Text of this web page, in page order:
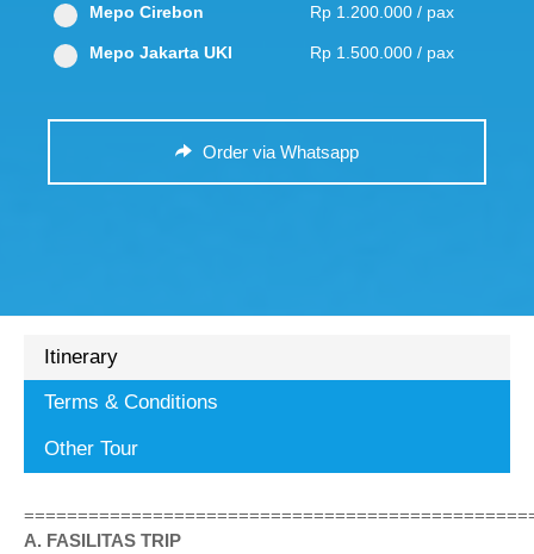
Mepo Cirebon Rp 1.200.000 / pax
Mepo Jakarta UKI Rp 1.500.000 / pax
Order via Whatsapp
Itinerary
Terms & Conditions
Other Tour
A. FASILITAS TRIP